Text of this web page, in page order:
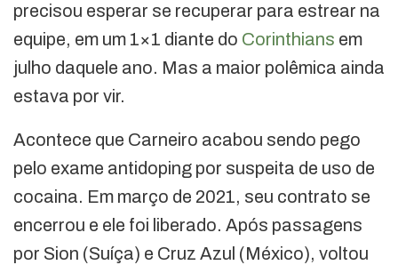
precisou esperar se recuperar para estrear na
equipe, em um 1×1 diante do Corinthians em
julho daquele ano. Mas a maior polêmica ainda
estava por vir.
Acontece que Carneiro acabou sendo pego
pelo exame antidoping por suspeita de uso de
cocaina. Em março de 2021, seu contrato se
encerrou e ele foi liberado. Após passagens
por Sion (Suíça) e Cruz Azul (México), voltou